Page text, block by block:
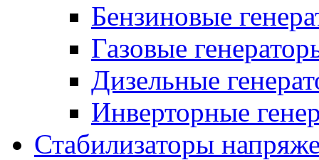
Бензиновые
Газовые
Дизельные
Инверторные
Стабилизаторы